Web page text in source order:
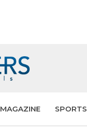
MAGAZINE SPORTS